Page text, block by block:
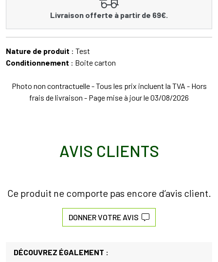
Livraison offerte à partir de 69€.
Nature de produit : Test
Conditionnement : Boite carton
Photo non contractuelle - Tous les prix incluent la TVA - Hors
frais de livraison - Page mise à jour le 03/08/2026
AVIS CLIENTS
Ce produit ne comporte pas encore d’avis client.
DONNER VOTRE AVIS
DÉCOUVREZ ÉGALEMENT :